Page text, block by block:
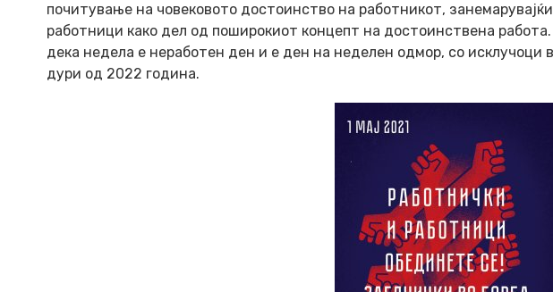
почитување на човековото достоинство на работникот,
работници како дел од поширокиот концепт на достоинствена
дека недела е неработен ден и е ден на неделен одмор, со исклучоци
дури од 2022 година.